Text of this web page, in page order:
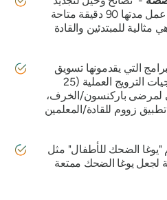
ممارسة الضحك"، وهي ورشة عمل مدتها 90 دقيقة متاحة
وهي مثالية للمبتدئين والقادة
التي يقدمونها تسويق
يوغا الضحك المحلية، واستراتيجيات الترويج العملية (25
باركنسون/الخرف،
زووم للقادة/المعلمين
الضحك للأطفال" مثل
يوغا الضحك ممتعة